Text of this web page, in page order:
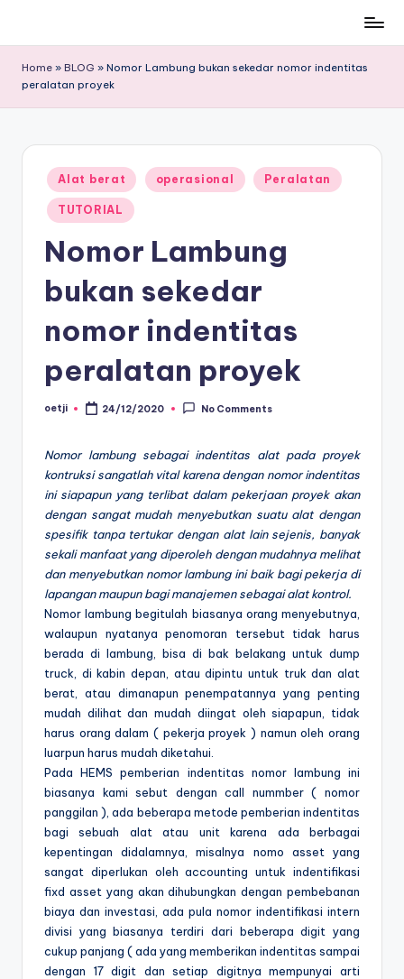
content
Home » BLOG » Nomor Lambung bukan sekedar nomor indentitas
peralatan proyek
Posted
in
Alat berat operasional Peralatan
TUTORIAL
Nomor Lambung
bukan sekedar
nomor indentitas
peralatan proyek
Posted
oetji 24/12/2020 No Comments
Nomor lambung sebagai indentitas alat pada proyek
kontruksi sangatlah vital karena dengan nomor indentitas
ini siapapun yang terlibat dalam pekerjaan proyek akan
dengan sangat mudah menyebutkan suatu alat dengan
spesifik tanpa tertukar dengan alat lain sejenis, banyak
sekali manfaat yang diperoleh dengan mudahnya melihat
dan menyebutkan nomor lambung ini baik bagi pekerja di
lapangan maupun bagi manajemen sebagai alat kontrol.
Nomor lambung begitulah biasanya orang menyebutnya,
walaupun nyatanya penomoran tersebut tidak harus
berada di lambung, bisa di bak belakang untuk dump
truck, di kabin depan, atau dipintu untuk truk dan alat
berat, atau dimanapun penempatannya yang penting
mudah dilihat dan mudah diingat oleh siapapun, tidak
harus orang dalam ( pekerja proyek ) namun oleh orang
luarpun harus mudah diketahui.
Pada HEMS pemberian indentitas nomor lambung ini
biasanya kami sebut dengan call nummber ( nomor
panggilan ), ada beberapa metode pemberian indentitas
bagi sebuah alat atau unit karena ada berbagai
kepentingan didalamnya, misalnya nomo asset yang
sangat diperlukan oleh accounting untuk indentifikasi
fixd asset yang akan dihubungkan dengan pembebanan
biaya dan investasi, ada pula nomor indentifikasi intern
divisi yang biasanya terdiri dari beberapa digit yang
cukup panjang ( ada yang memberikan indentitas sampai
dengan 17 digit dan setiap digitnya mempunyai arti